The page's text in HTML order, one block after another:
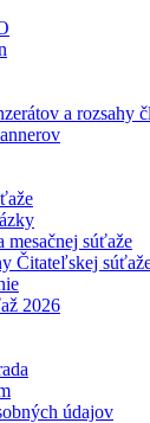
a rozsahy
mesačnej súťaže
Čitateľskej
2026
údajov